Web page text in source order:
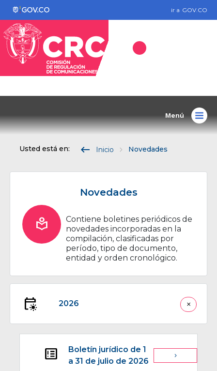
ir a GOV.CO
Menú
Usted está en: keyboard_backspace Inicio Novedades
local_library
Novedades
Contiene boletines periódicos de
novedades incorporadas en la
compilación, clasificadas por
período, tipo de documento,
entidad y orden cronológico.
early_on 2026 close
breaking_news
Boletín jurídico de 1
a 31 de julio de 2026
navigate_next